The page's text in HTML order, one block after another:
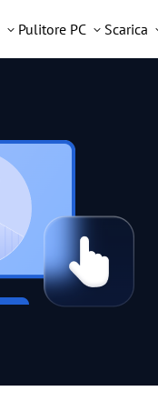
Pulitore PC Scarica